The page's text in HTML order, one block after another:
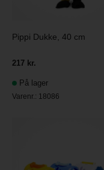
Pippi Dukke, 40 cm
217 kr.
På lager
Varenr.: 18086